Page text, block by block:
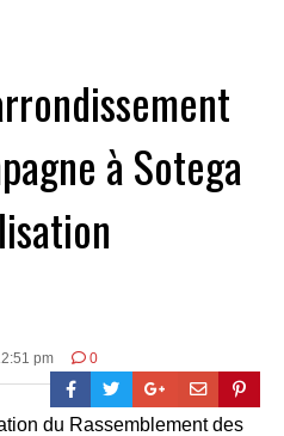
à Sotega
pm 0
du Rassemblement des